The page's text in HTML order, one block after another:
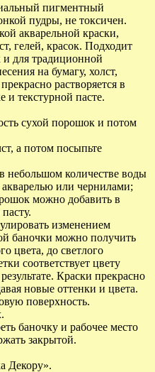
пигментный
пудры, не токсичен.
акварельной краски,
гелей, красок. Подходит
и для традиционной
на бумагу, холст,
растворяется в
и текстурной пасте.
сухой порошок и потом
а потом посыпьте
небольшом количестве воды
акварелью или чернилами;
можно добавить в
изменением
баночки можно получить
цвета, до светлого
соответствует цвету
Краски прекрасно
новые оттенки и цвета.
поверхность.
баночку и рабочее место
закрытой.
Декору».